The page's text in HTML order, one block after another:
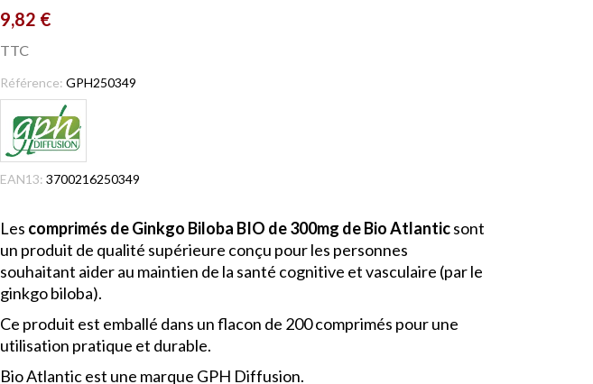
9,82 €
TTC
Référence: GPH250349
EAN13: 3700216250349
Les comprimés de Ginkgo Biloba BIO de 300mg de Bio Atlanticsont
un produit de qualité supérieure conçu pour les personnes
souhaitant aider au maintien de la santé cognitive et vasculaire (par le
ginkgo biloba).
Ce produit est emballé dans un flacon de 200 comprimés pour une
utilisation pratique et durable.
Bio Atlantic est une marque GPH Diffusion.